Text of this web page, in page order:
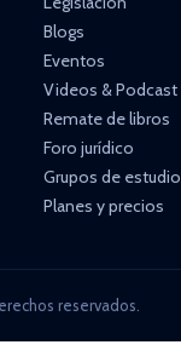
Blogs
Eventos
Videos & Podcast
Remate de libros
Foro jurídico
Grupos de estudio
Planes y precios
reservados.